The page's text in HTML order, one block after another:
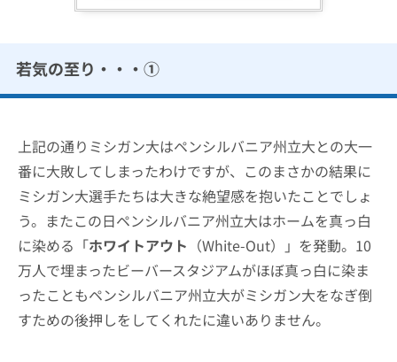
若気の至り・・・①
上記の通りミシガン大はペンシルバニア州立大との大一
番に大敗してしまったわけですが、このまさかの結果に
ミシガン大選手たちは大きな絶望感を抱いたことでしょ
う。またこの日ペンシルバニア州立大はホームを真っ白
に染める「ホワイトアウト （White-Out）」を発動。10
万人で埋まったビーバースタジアムがほぼ真っ白に染ま
ったこともペンシルバニア州立大がミシガン大をなぎ倒
すための後押しをしてくれたに違いありません。